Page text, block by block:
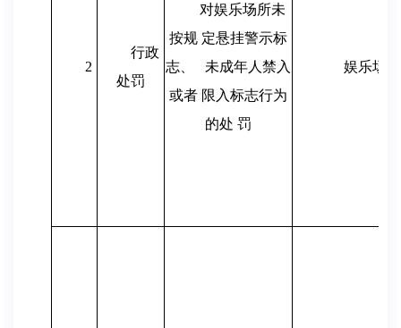
2
行政
处罚
对娱乐场所未
按规 定悬挂警示标
志、
未成年人禁入
或者 限入标志行为
的处 罚
娱乐场所